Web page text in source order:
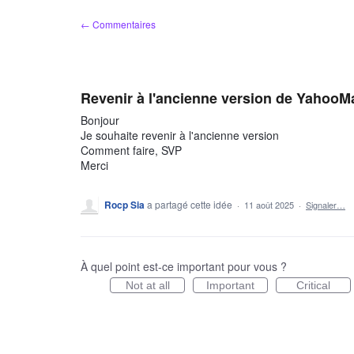
← Commentaires
Revenir à l'ancienne version de
Bonjour
Je souhaite revenir à l'ancienne version
Comment faire, SVP
Merci
Rocp Siaa partagé cette idée · 11 août 2025 · Signaler…
À quel point est-ce important pour vous ?
Not at all Important Critical